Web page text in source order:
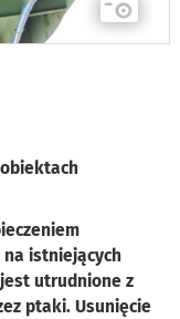
istniejących
utrudnione z
ptaki. Usunięcie